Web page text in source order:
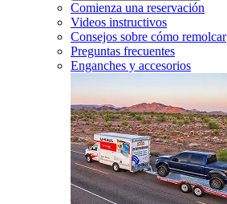
Comienza una reservación
Videos instructivos
Consejos sobre cómo remolcar
Preguntas frecuentes
Enganches y accesorios